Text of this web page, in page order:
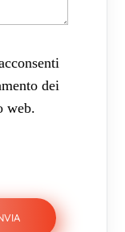
dei
web.